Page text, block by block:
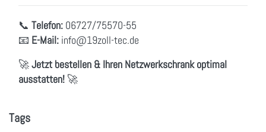
📞 Telefon: 06727/75570-55
📧 E-Mail: info@19zoll-tec.de
🚀Jetzt bestellen & Ihren Netzwerkschrank optimal
ausstatten! 🚀
Tags